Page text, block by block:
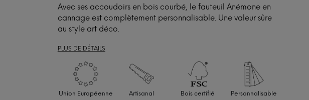
Avec ses accoudoirs en bois courbé, le fauteuil Anémone en
cannage est complètement personnalisable. Une valeur sûre
au style art déco.
PLUS DE DÉTAILS
Union Européenne Artisanal Bois certifié Personnalisable